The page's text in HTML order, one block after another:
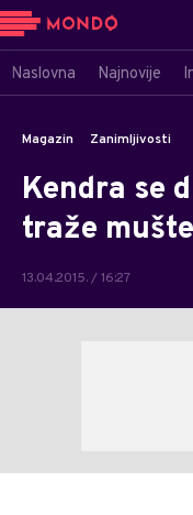
Naslovna Najnovije
Magazin Zanimljivosti
Kendra se
traže
13.04.2015. / 16:27